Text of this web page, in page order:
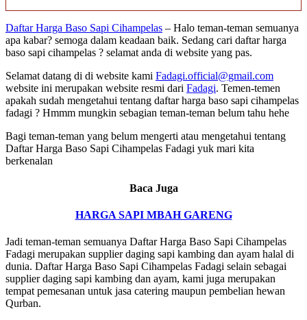
Daftar Harga Baso Sapi Cihampelas – Halo teman-teman semuanya
apa kabar? semoga dalam keadaan baik. Sedang cari daftar harga
baso sapi cihampelas ? selamat anda di website yang pas.
Selamat datang di di website kami Fadagi.official@gmail.com
website ini merupakan website resmi dari Fadagi. Temen-temen
apakah sudah mengetahui tentang daftar harga baso sapi cihampelas
fadagi ? Hmmm mungkin sebagian teman-teman belum tahu hehe
Bagi teman-teman yang belum mengerti atau mengetahui tentang
Daftar Harga Baso Sapi Cihampelas Fadagi yuk mari kita
berkenalan
Baca Juga
HARGA SAPI MBAH GARENG
Jadi teman-teman semuanya Daftar Harga Baso Sapi Cihampelas
Fadagi merupakan supplier daging sapi kambing dan ayam halal di
dunia. Daftar Harga Baso Sapi Cihampelas Fadagi selain sebagai
supplier daging sapi kambing dan ayam, kami juga merupakan
tempat pemesanan untuk jasa catering maupun pembelian hewan
Qurban.